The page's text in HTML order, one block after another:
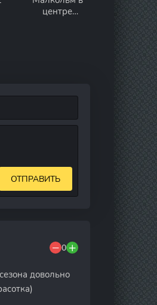
центре
ОТПРАВИТЬ
0
довольно